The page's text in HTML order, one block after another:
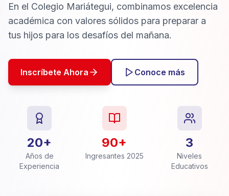
En el Colegio Mariátegui, combinamos excelencia
académica con valores sólidos para preparar a
tus hijos para los desafíos del mañana.
Inscríbete Ahora Conoce más
20+
Años de
Experiencia
90+
Ingresantes 2025
3
Niveles
Educativos